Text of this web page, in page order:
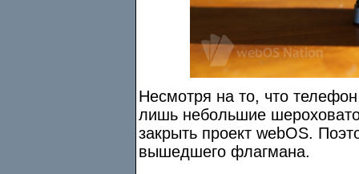
Несмотря на то, что
лишь небольшие
закрыть проект webOS.
вышедшего флагмана.